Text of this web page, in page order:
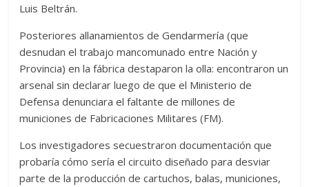
Luis Beltrán.
Posteriores allanamientos de Gendarmería (que
desnudan el trabajo mancomunado entre Nación y
Provincia) en la fábrica destaparon la olla: encontraron un
arsenal sin declarar luego de que el Ministerio de
Defensa denunciara el faltante de millones de
municiones de Fabricaciones Militares (FM).
Los investigadores secuestraron documentación que
probaría cómo sería el circuito diseñado para desviar
parte de la producción de cartuchos, balas, municiones,